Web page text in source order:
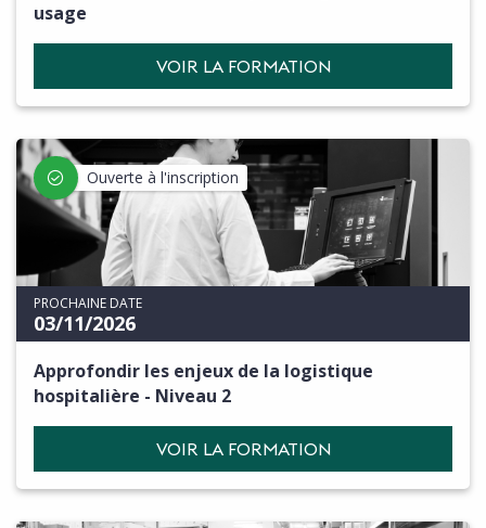
usage
VOIR LA FORMATION
Ouverte à l'inscription
PROCHAINE DATE
03/11/2026
Approfondir les enjeux de la logistique
hospitalière - Niveau 2
VOIR LA FORMATION